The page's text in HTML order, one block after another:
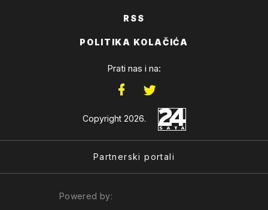
RSS
POLITIKA KOLAČIĆA
Prati nas i na:
Copyright 2026.
Partnerski portali
Powered by: